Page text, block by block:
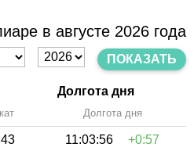
в августе 2026 года
ПОКАЗАТЬ
Долгота дня
Долгота дня
11:03:56
+0:57